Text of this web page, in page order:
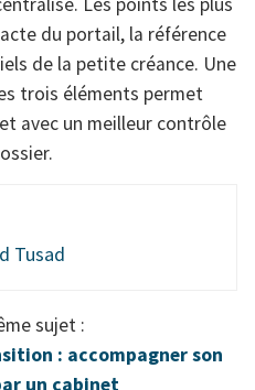
du portail, la référence
de la petite créance. Une
trois éléments permet
avec un meilleur contrôle
Tusad
sujet :
: accompagner son
un cabinet